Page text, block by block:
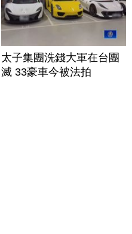
太子集團洗錢大軍在台團
滅 33豪車今被法拍